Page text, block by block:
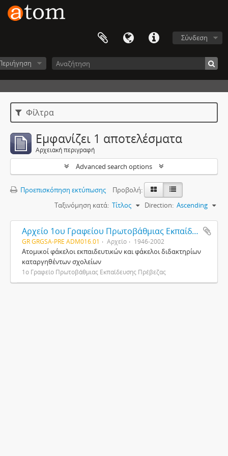
Σύνδεση
Φίλτρα
Εμφανίζει 1 αποτελέσματα
Αρχειακή περιγραφή
Advanced search options
Προεπισκόπηση εκτύπωσης
Προβολή:
Ταξινόμηση κατά: Τίτλος Direction: Ascending
Αρχείο 1ου Γραφείου Πρωτοβάθμιας Εκπαίδευσης Πρέβεζας
GR GRGSA-PRE ADM016.01 Αρχείο 1946-2002
Ατομικοί φάκελοι εκπαιδευτικών και φάκελοι διδακτηρίων
καταργηθέντων σχολείων
1ο Γραφείο Πρωτοβάθμιας Εκπαίδευσης Πρέβεζας